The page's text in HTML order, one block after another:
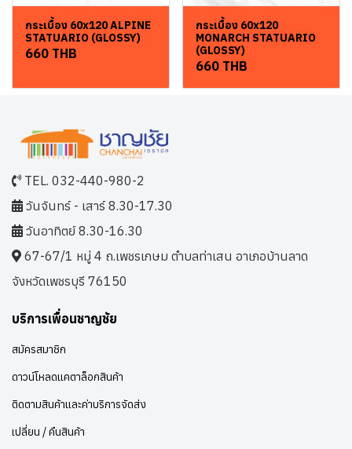
กระเบื้อง 60x120 ALPINE
STATUARIO (GLOSSY)
660 THB
กระเบื้อง 60x120
MONARCH STATUARIO
(GLOSSY)
660 THB
TEL. 032-440-980-2
วันจันทร์ - เสาร์ 8.30-17.30
วันอาทิตย์ 8.30-16.30
67-67/1 หมู่ 4 ถ.เพชรเกษม ตำบลท่าเสน อาเภอบ้านลาด
จังหวัดเพชรบุรี 76150
บริการเพื่อนชาญชัย
สมัครสมาชิก
ดาวน์โหลดแคตาล็อกสินค้า
ติดตามสินค้าและค่าบริการจัดส่ง
เปลี่ยน / คืนสินค้า